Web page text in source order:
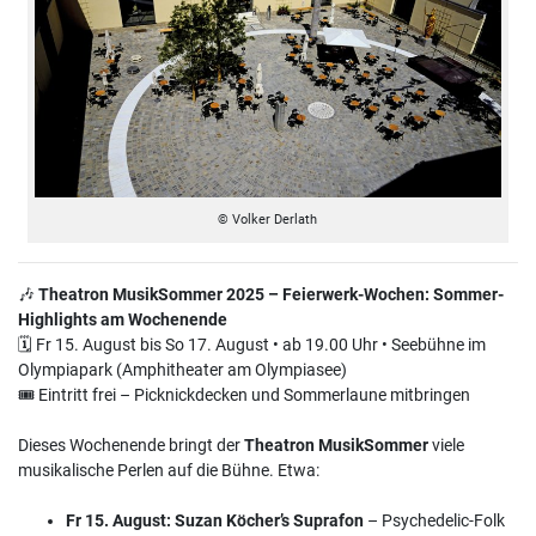
© Volker Derlath
🎶 Theatron MusikSommer 2025 – Feierwerk-Wochen: Sommer-
Highlights am Wochenende
🗓 Fr 15. August bis So 17. August • ab 19.00 Uhr • Seebühne im
Olympiapark (Amphitheater am Olympiasee)
🎟 Eintritt frei – Picknickdecken und Sommerlaune mitbringen
Dieses Wochenende bringt derTheatron MusikSommerviele
musikalische Perlen auf die Bühne. Etwa:
Fr 15. August: Suzan Köcher’s Suprafon – Psychedelic-Folk